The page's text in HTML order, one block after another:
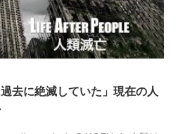
去に絶滅していた」現在の人